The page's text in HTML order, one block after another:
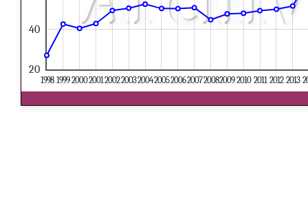
1998 1999 2000200120022003200420052006200720082009 2010 2011 2012 2013
20
40